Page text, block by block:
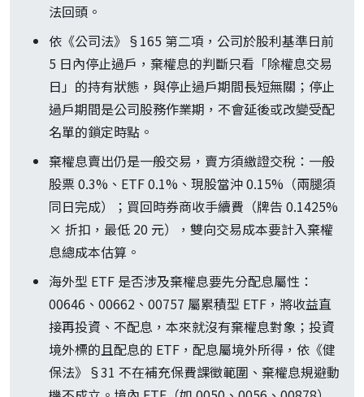
法回頭。
依《公司法》§165 第二項，公司於股利基準日前
5 日內停止過戶，棄權息的判斷只看「除權息交易
日」的持有狀態，與停止過戶期間長短無關；停止
過戶期間是公司股務作業期，不會延後或改變受配
名單的鎖定時點。
棄權息賣出仍是一般交易，賣方須繳證交稅：一般
股票 0.3%、ETF 0.1%、現股當沖 0.15%（兩腿須
同日完成）；買回時券商收手續費（牌告 0.1425%
× 折扣，最低 20 元），雙向交易成本要計入棄權
息總成本估算。
海外型 ETF 是否涉及棄權息要先分配息屬性：
00646、00662、00757 屬累積型 ETF，將收益直
接再投資、不配息，本來就沒有棄權息對象；投資
境外標的且配息的 ETF，配息屬境外所得，依《健
保法》§31 不在補充保費課徵範圍、棄權息規避動